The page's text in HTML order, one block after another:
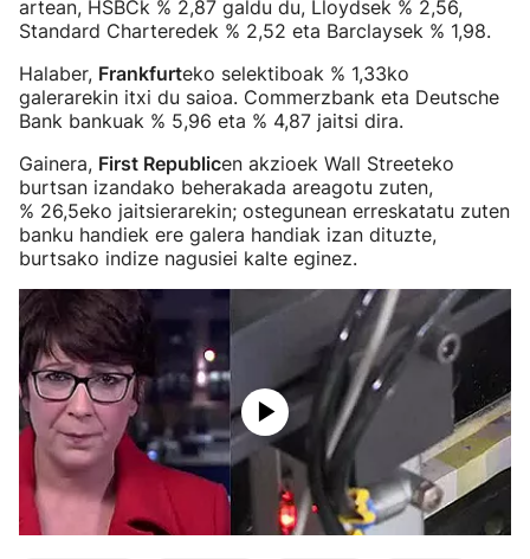
artean, HSBCk % 2,87 galdu du, Lloydsek % 2,56,
Standard Charteredek % 2,52 eta Barclaysek % 1,98.
Halaber, Frankfurteko selektiboak % 1,33ko
galerarekin itxi du saioa. Commerzbank eta Deutsche
Bank bankuak % 5,96 eta % 4,87 jaitsi dira.
Gainera, First Republicen akzioek Wall Streeteko
burtsan izandako beherakada areagotu zuten,
% 26,5eko jaitsierarekin; ostegunean erreskatatu zuten
banku handiek ere galera handiak izan dituzte,
burtsako indize nagusiei kalte eginez.